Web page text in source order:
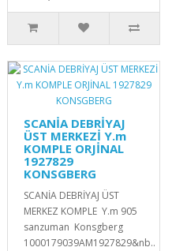
SCANİA DEBRİYAJ
ÜST MERKEZİ Y.m
KOMPLE ORJİNAL
1927829
KONSGBERG
SCANİA DEBRİYAJ ÜST
MERKEZ KOMPLE Y.m 905
sanzuman Konsgberg
1000179039AM1927829&nb..